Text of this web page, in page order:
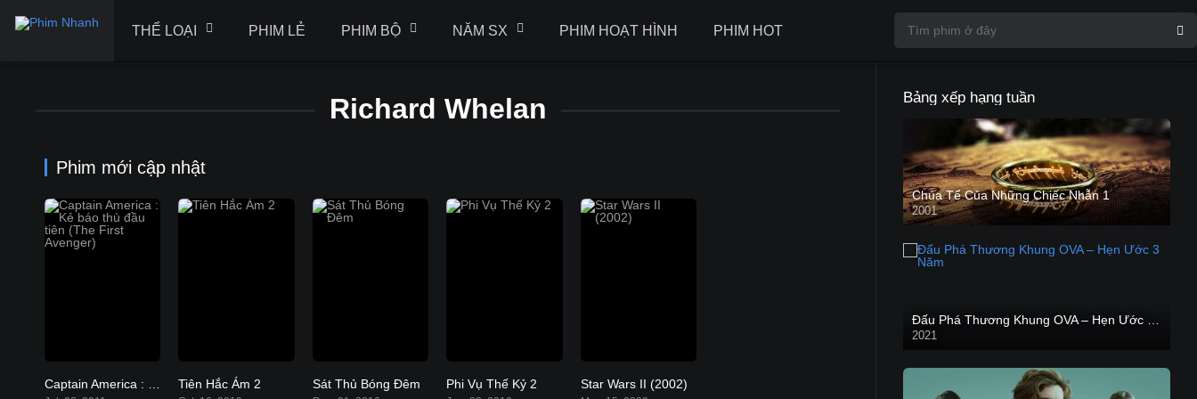
THỂ LOẠI PHIM LẺ PHIM BỘ NĂM SX PHIM HOẠT HÌNH PHIM HOT
Richard Whelan
Phim mới cập nhật
6.9 Tiên Hắc Ám 2 5.7
Sát Thủ Bóng Đêm Phi Vụ Thế Kỷ 2 6.5
Star Wars II (2002)
Bảng xếp hạng tuần
Chúa Tể Của Những Chiếc Nhẫn 1
2001
2021